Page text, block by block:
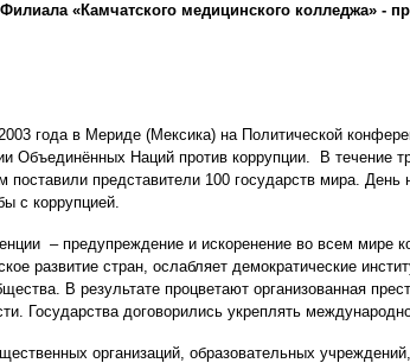
«Камчатского медицинского колледжа» -
года в Мериде (Мексика) на Политической
Объединённых Наций против коррупции. В течение
поставили представители 100 государств мира.
с коррупцией.
– предупреждение и искоренение во всем мире
развитие стран, ослабляет демократические
В результате процветают организованная
Государства договорились укреплять
организаций, образовательных